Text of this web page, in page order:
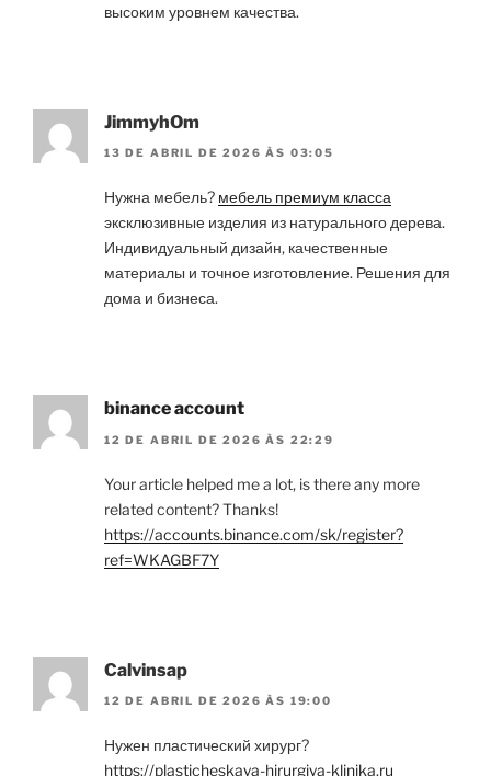
высоким уровнем качества.
JimmyhOm
13 DE ABRIL DE 2026 ÀS 03:05
Нужна мебель? мебель премиум класса
эксклюзивные изделия из натурального дерева.
Индивидуальный дизайн, качественные
материалы и точное изготовление. Решения для
дома и бизнеса.
binance account
12 DE ABRIL DE 2026 ÀS 22:29
Your article helped me a lot, is there any more
related content? Thanks!
https://accounts.binance.com/sk/register?
ref=WKAGBF7Y
Calvinsap
12 DE ABRIL DE 2026 ÀS 19:00
Нужен пластический хирург?
https://plasticheskaya-hirurgiya-klinika.ru